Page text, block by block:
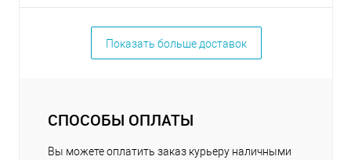
Показать больше доставок
СПОСОБЫ ОПЛАТЫ
Вы можете оплатить заказ курьеру наличными